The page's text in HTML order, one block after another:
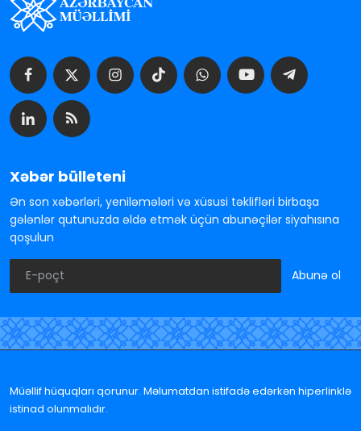
Xəbər bülleteni
Ən son xəbərləri, yeniləmələri və xüsusi təklifləri birbaşa
gələnlər qutunuzda əldə etmək üçün abunəçilər siyahısına
qoşulun
Abunə ol
Müəllif hüquqları qorunur. Məlumatdan istifadə edərkən hiperlinklə
istinad olunmalıdır.